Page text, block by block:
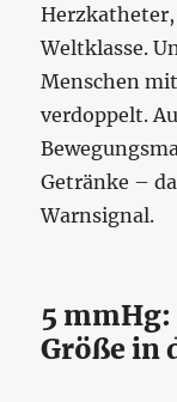
Weltklasse.
Menschen
verdoppelt.
Getränke –
Warnsignal.
5
Größe in